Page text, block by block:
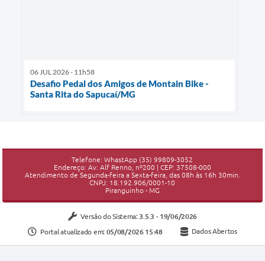
06 JUL 2026 - 11h58
Desafio Pedal dos Amigos de Montain Bike -
Santa Rita do Sapucaí/MG
Telefone: WhastApp (35) 99809-3052
Endereço: Av: Alf Renno, nº200 | CEP: 37508-000
Atendimento de Segunda-feira a Sexta-feira, das 08h às 16h 30min.
CNPJ: 18.192.906/0001-10
Piranguinho - MG
Versão do Sistema: 3.5.3 - 19/06/2026
Portal atualizado em: 05/08/2026 15:48 Dados Abertos